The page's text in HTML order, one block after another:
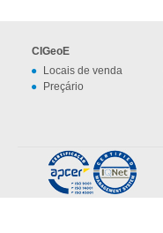
CIGeoE
Locais de venda
Preçário